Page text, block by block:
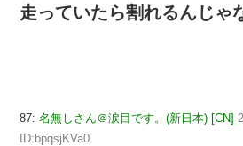
走っていたら割れるんじゃ
87: 名無しさん＠涙目です。(新日本) [CN]
ID:bpqsjKVa0